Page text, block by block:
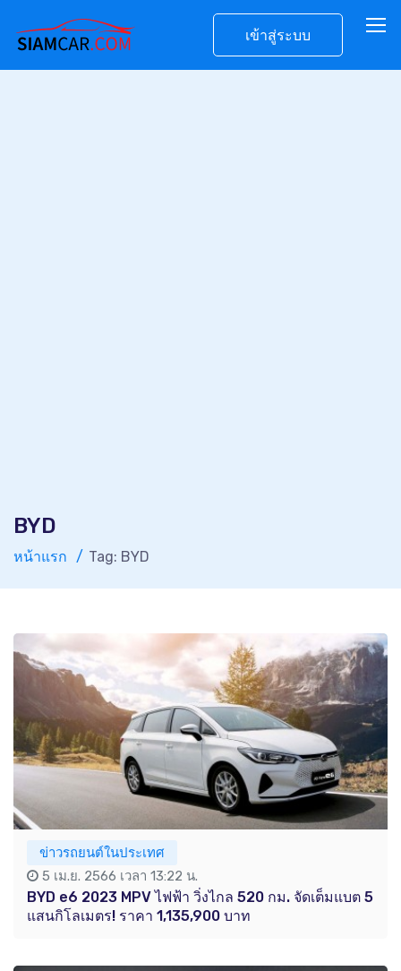
เข้าสู่ระบบ
BYD
หน้าแรก Tag: BYD
ข่าวรถยนต์ในประเทศ
5 เม.ย. 2566 เวลา 13:22 น.
BYD e6 2023 MPV ไฟฟ้า วิ่งไกล 520 กม. จัดเต็มแบต 5
แสนกิโลเมตร! ราคา 1,135,900 บาท